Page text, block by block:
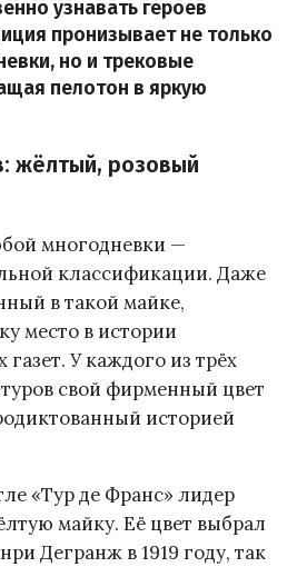
узнавать героев
пронизывает не только
но и трековые
пелотон в яркую
жёлтый, розовый
многодневки —
классификации. Даже
в такой майке,
место в истории
У каждого из трёх
свой фирменный цвет
историей
«Тур де Франс» лидер
майку. Её цвет выбрал
Дегранж в 1919 году, так